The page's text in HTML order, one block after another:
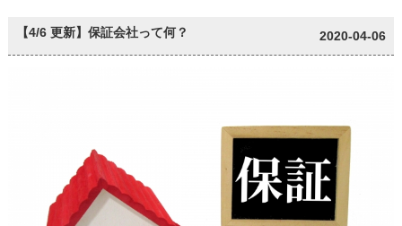
【4/6 更新】保証会社って何？ 2020-04-06